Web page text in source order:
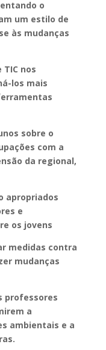
o
um estilo de
às mudanças
nos
los mais
sobre o
com a
da regional,
apropriados
e
os jovens
medidas contra
mudanças
professores
a
ambientais e a